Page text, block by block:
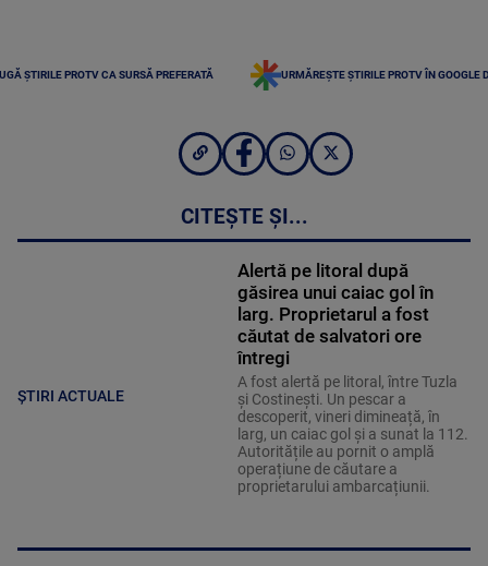
ȘTIRILE PROTV CA SURSĂ PREFERATĂ URMĂREȘTE ȘTIRILE PROTV ÎN GOOGLE
CITEȘTE ȘI...
ȘTIRI ACTUALE
Alertă pe litoral după
găsirea unui caiac gol în
larg. Proprietarul a fost
căutat de salvatori ore
întregi
A fost alertă pe litoral, între Tuzla
și Costinești. Un pescar a
descoperit, vineri dimineață, în
larg, un caiac gol și a sunat la 112.
Autoritățile au pornit o amplă
operațiune de căutare a
proprietarului ambarcațiunii.